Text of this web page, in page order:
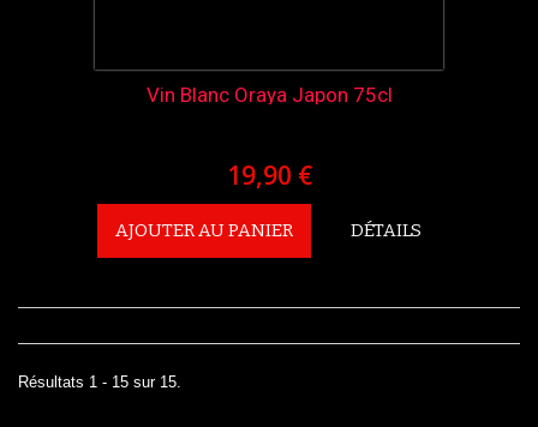
Vin Blanc Oraya Japon 75cl
19,90 €
AJOUTER AU PANIER DÉTAILS
Résultats 1 - 15 sur 15.